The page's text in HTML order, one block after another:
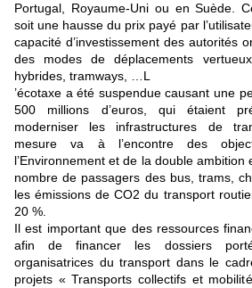
Portugal, Royaume-Uni ou en Suède.
soit une hausse du prix payé par
capacité d’investissement des autorités
des modes de déplacements
hybrides, tramways, …L
’écotaxe a été suspendue causant une
500 millions d’euros, qui étaient
moderniser les infrastructures de
mesure va à l’encontre des
l’Environnement et de la double
nombre de passagers des bus, trams,
les émissions de CO2 du transport
20 %.
Il est important que des ressources
afin de financer les dossiers
organisatrices du transport dans le
projets « Transports collectifs et